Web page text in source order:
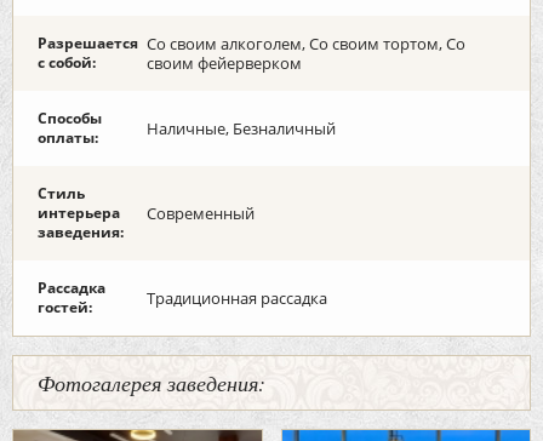
Разрешается
с собой:
Со своим алкоголем, Со своим тортом, Со
своим фейерверком
Способы
оплаты:
Наличные, Безналичный
Стиль
интерьера
заведения:
Современный
Рассадка
гостей:
Традиционная рассадка
Фотогалерея заведения: